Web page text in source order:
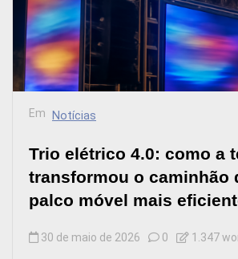
Em Notícias
Trio elétrico 4.0: como a
transformou o caminhão
palco móvel mais
30 de maio de 2026 0 1.347